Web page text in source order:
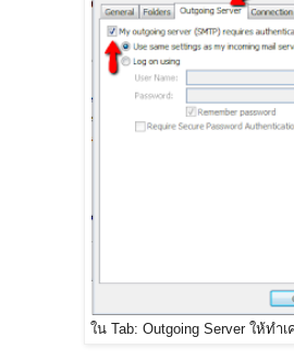
ใน Tab: Outgoing Server ให้ทำ